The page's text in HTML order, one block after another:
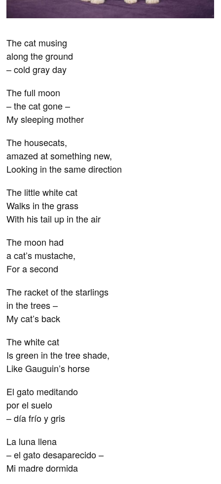
The cat musing
along the ground
– cold gray day
The full moon
– the cat gone –
My sleeping mother
The housecats,
amazed at something new,
Looking in the same direction
The little white cat
Walks in the grass
With his tail up in the air
The moon had
a cat’s mustache,
For a second
The racket of the starlings
in the trees –
My cat’s back
The white cat
Is green in the tree shade,
Like Gauguin’s horse
El gato meditando
por el suelo
– día frío y gris
La luna llena
– el gato desaparecido –
Mi madre dormida